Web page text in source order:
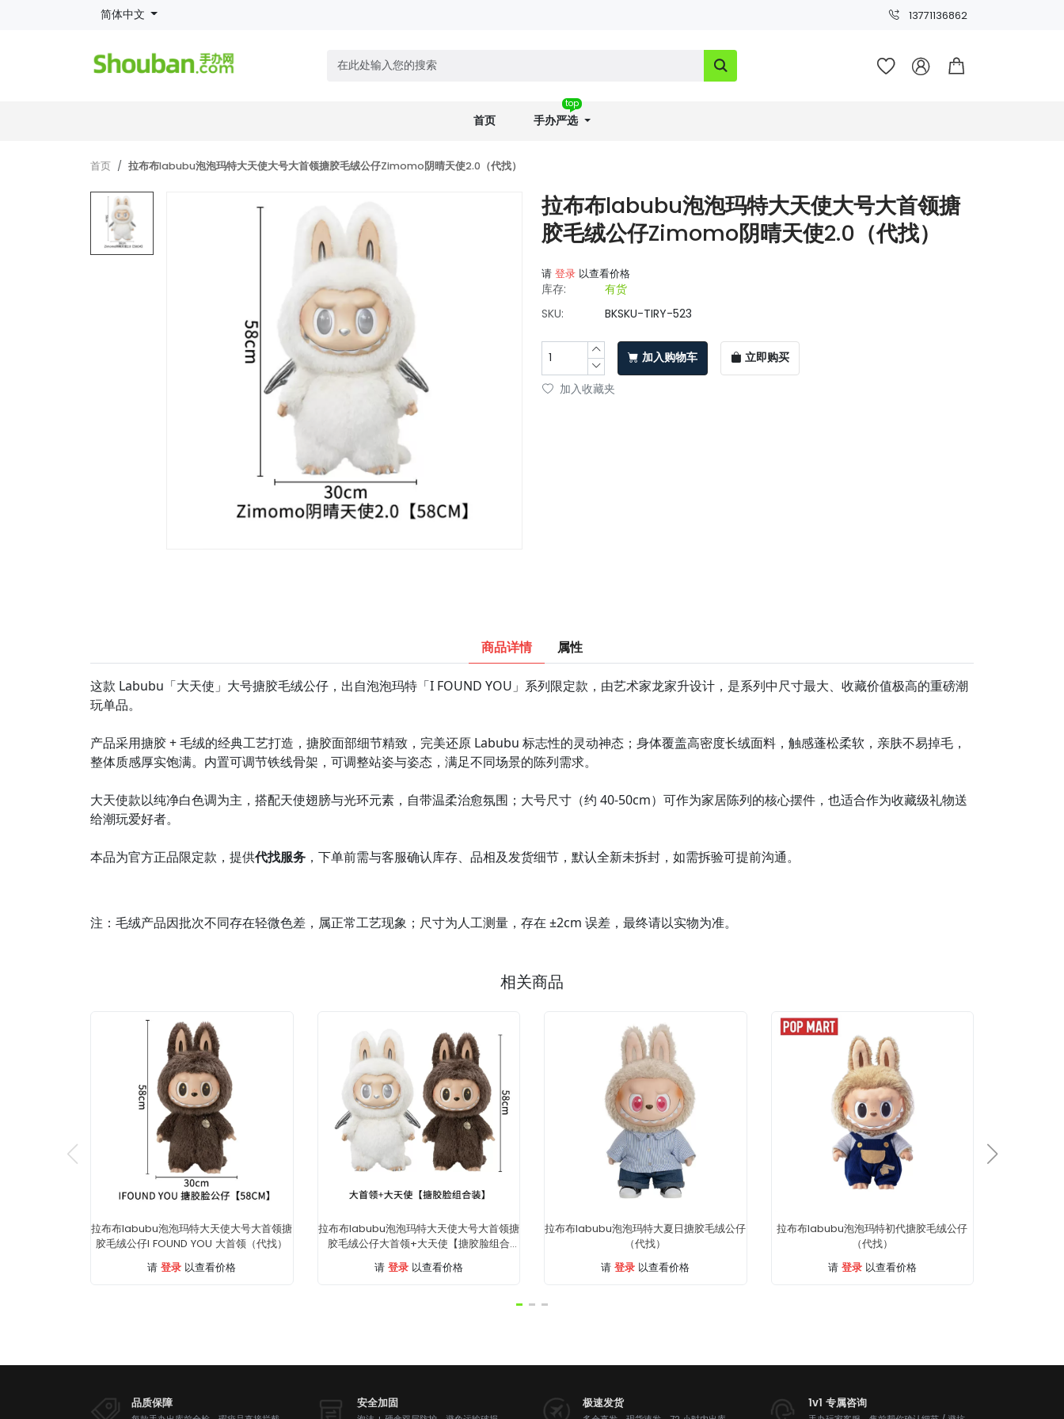
简体中文 13771136862
   
首页 手办严选
top
首页 拉布布labubu泡泡玛特大天使大号大首领搪胶毛绒公仔Zimomo阴晴天使2.0（代找）
拉布布labubu泡泡玛特大天使大号大首领搪
胶毛绒公仔Zimomo阴晴天使2.0（代找）
请 登录 以查看价格
库存:
有货
SKU:
BKSKU-TIRY-523
加入购物车 立即购买
加入收藏夹
商品详情 属性
这款 Labubu「大天使」大号搪胶毛绒公仔，出自泡泡玛特「I FOUND YOU」系列限定款，由艺术家龙家升设计，是系列中尺寸最大、收藏价值极高的重磅潮
玩单品。
产品采用搪胶 + 毛绒的经典工艺打造，搪胶面部细节精致，完美还原 Labubu 标志性的灵动神态；身体覆盖高密度长绒面料，触感蓬松柔软，亲肤不易掉毛，
整体质感厚实饱满。内置可调节铁线骨架，可调整站姿与姿态，满足不同场景的陈列需求。
大天使款以纯净白色调为主，搭配天使翅膀与光环元素，自带温柔治愈氛围；大号尺寸（约 40-50cm）可作为家居陈列的核心摆件，也适合作为收藏级礼物送
给潮玩爱好者。
本品为官方正品限定款，提供代找服务 ，下单前需与客服确认库存、品相及发货细节，默认全新未拆封，如需拆验可提前沟通。
注：毛绒产品因批次不同存在轻微色差，属正常工艺现象；尺寸为人工测量，存在 ±2cm 误差，最终请以实物为准。
相关商品
拉布布labubu泡泡玛特大天使大号大首领搪
胶毛绒公仔I FOUND YOU 大首领（代找）
请登录 以查看价格
拉布布labubu泡泡玛特大天使大号大首领搪
胶毛绒公仔大首领+大天使【搪胶脸组合
请 登录以查看价格
拉布布labubu泡泡玛特大夏日搪胶毛绒公仔
（代找）
请登录 以查看价格
拉布布labubu泡泡玛特初代搪胶毛绒公仔
（代找）
请 登录以查看价格
品质保障 安全加固 极速发货 1v1 专属咨询